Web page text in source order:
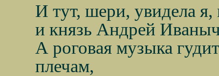
И тут, шери, увидела я,
и князь Андрей
А роговая музыка
плечам,